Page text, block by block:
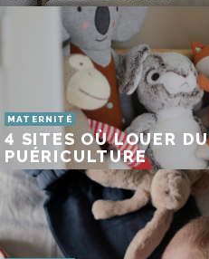
MATERNITÉ
4 SITES OÙ LOUER
PUÉRICULTURE